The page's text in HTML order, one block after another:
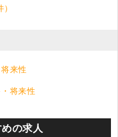
来性
将来性
の求人